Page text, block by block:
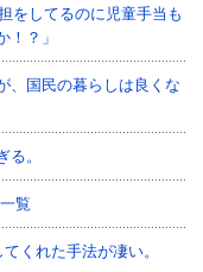
をしてるのに児童手当も
！？」
、国民の暮らしは良くな
。
覧
くれた手法が凄い。